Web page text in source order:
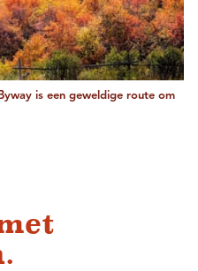
is een geweldige route om